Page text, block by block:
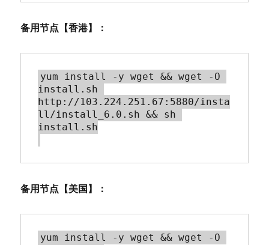
备用节点【香港】：
yum install -y wget && wget -O
install.sh
http://103.224.251.67:5880/insta
ll/install_6.0.sh && sh
install.sh
备用节点【美国】：
yum install -y wget && wget -O